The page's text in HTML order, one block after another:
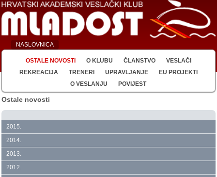
NASLOVNICA
OSTALE NOVOSTI O KLUBU ČLANSTVO
VESLAČI
REKREACIJA
TRENERI UPRAVLJANJE
EU PROJEKTI
O VESLANJU
POVIJEST
Ostale novosti
2015.
2014.
2013.
2012.